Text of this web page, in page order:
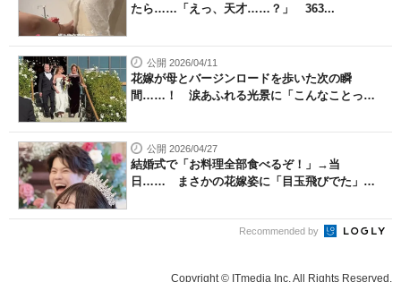
たら……「えっ、天才……？」 363...
公開 2026/04/11
花嫁が母とバージンロードを歩いた次の瞬
間……！ 涙あふれる光景に「こんなことっ
公開 2026/04/27
結婚式で「お料理全部食べるぞ！」→当
日…… まさかの花嫁姿に「目玉飛びでた」
Recommended by
Copyright © ITmedia Inc. All Rights Reserved.